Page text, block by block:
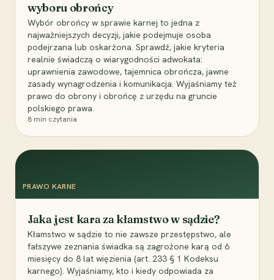
wyboru obrońcy
Wybór obrońcy w sprawie karnej to jedna z
najważniejszych decyzji, jakie podejmuje osoba
podejrzana lub oskarżona. Sprawdź, jakie kryteria
realnie świadczą o wiarygodności adwokata:
uprawnienia zawodowe, tajemnica obrończa, jawne
zasady wynagrodzenia i komunikacja. Wyjaśniamy też
prawo do obrony i obrońcę z urzędu na gruncie
polskiego prawa.
8 min czytania
PRAWO KARNE
Jaka jest kara za kłamstwo w sądzie?
Kłamstwo w sądzie to nie zawsze przestępstwo, ale
fałszywe zeznania świadka są zagrożone karą od 6
miesięcy do 8 lat więzienia (art. 233 § 1 Kodeksu
karnego). Wyjaśniamy, kto i kiedy odpowiada za